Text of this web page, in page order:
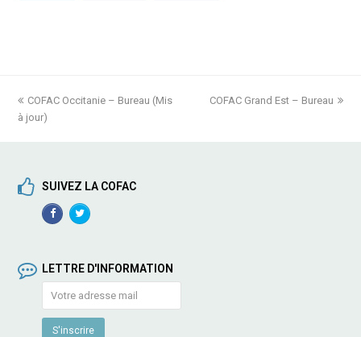
previous
post:
COFAC Occitanie – Bureau (Mis
à jour)
next
COFAC Grand Est – Bureau
SUIVEZ LA COFAC
FacebookTwitterProfile
LETTRE D'INFORMATION